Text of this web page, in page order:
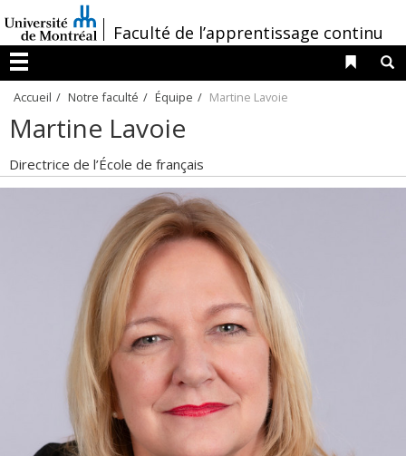
au
contenu
/Faculté de l’apprentissage continu
Menu
Liens
Accueil Notre faculté Équipe Martine Lavoie
Martine Lavoie
Directrice de l’École de français